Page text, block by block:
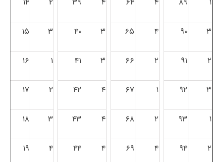
۳ ۹۰ ۴ ۶۵ ۳ ۴۰ ۳ ۱۵
۲ ۹۱ ۲ ۶۶ ۳ ۴۱ ۱ ۱۶
۳ ۹۲ ۱ ۶۷ ۴ ۴۲ ۲ ۱۷
۱ ۹۳ ۲ ۶۸ ۴ ۴۳ ۳ ۱۸
۲ ۹۴ ۴ ۶۹ ۴ ۴۴ ۴ ۱۹